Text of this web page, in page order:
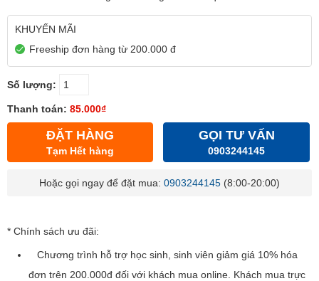
KHUYẾN MÃI
Freeship đơn hàng từ 200.000 đ
Số lượng:
Thanh toán: 85.000₫
ĐẶT HÀNG
Tạm Hết hàng
GỌI TƯ VẤN
0903244145
Hoặc gọi ngay để đặt mua: 0903244145 (8:00-20:00)
* Chính sách ưu đãi:
Chương trình hỗ trợ học sinh, sinh viên giảm giá 10% hóa
đơn trên 200.000đ đối với khách mua online. Khách mua trực